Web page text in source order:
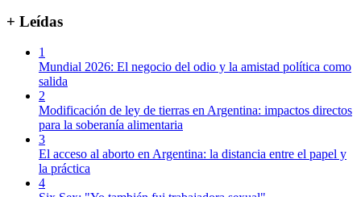
+ Leídas
1
Mundial 2026: El negocio del odio y la amistad política como
salida
2
Modificación de ley de tierras en Argentina: impactos directos
para la soberanía alimentaria
3
El acceso al aborto en Argentina: la distancia entre el papel y
la práctica
4